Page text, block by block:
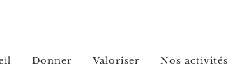
Donner Valoriser Nos activités